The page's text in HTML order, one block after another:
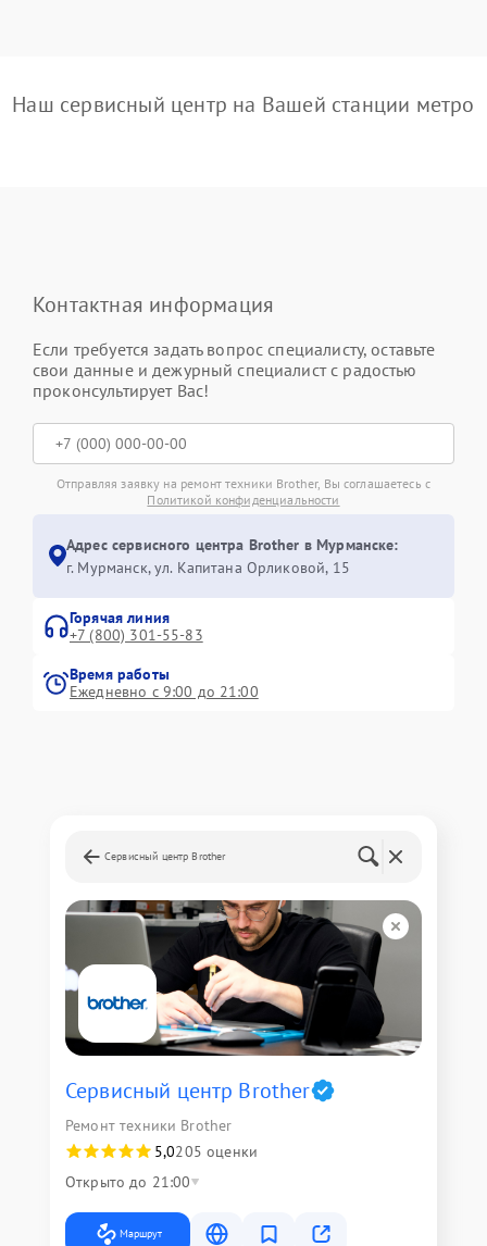
Наш сервисный центр на Вашей станции метро
Контактная информация
Если требуется задать вопрос специалисту, оставьте
свои данные и дежурный специалист с радостью
проконсультирует Вас!
Отправляя заявку на ремонт техники Brother, Вы соглашаетесь с
Политикой конфиденциальности
Адрес сервисного центра Brother в Мурманске:
г. Мурманск, ул. Капитана Орликовой, 15
Горячая линия
+7 (800) 301-55-83
Время работы
Ежедневно с 9:00 до 21:00
Сервисный центр Brother
Сервисный центр Brother
Ремонт техники Brother
5,0205 оценки
Открыто до 21:00
Маршрут